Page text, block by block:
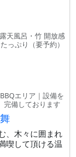
露天風呂・竹 開放感
たっぷり（要予約）
BBQエリア｜設備を
完備しております
、木々に囲まれ
喫して頂ける温